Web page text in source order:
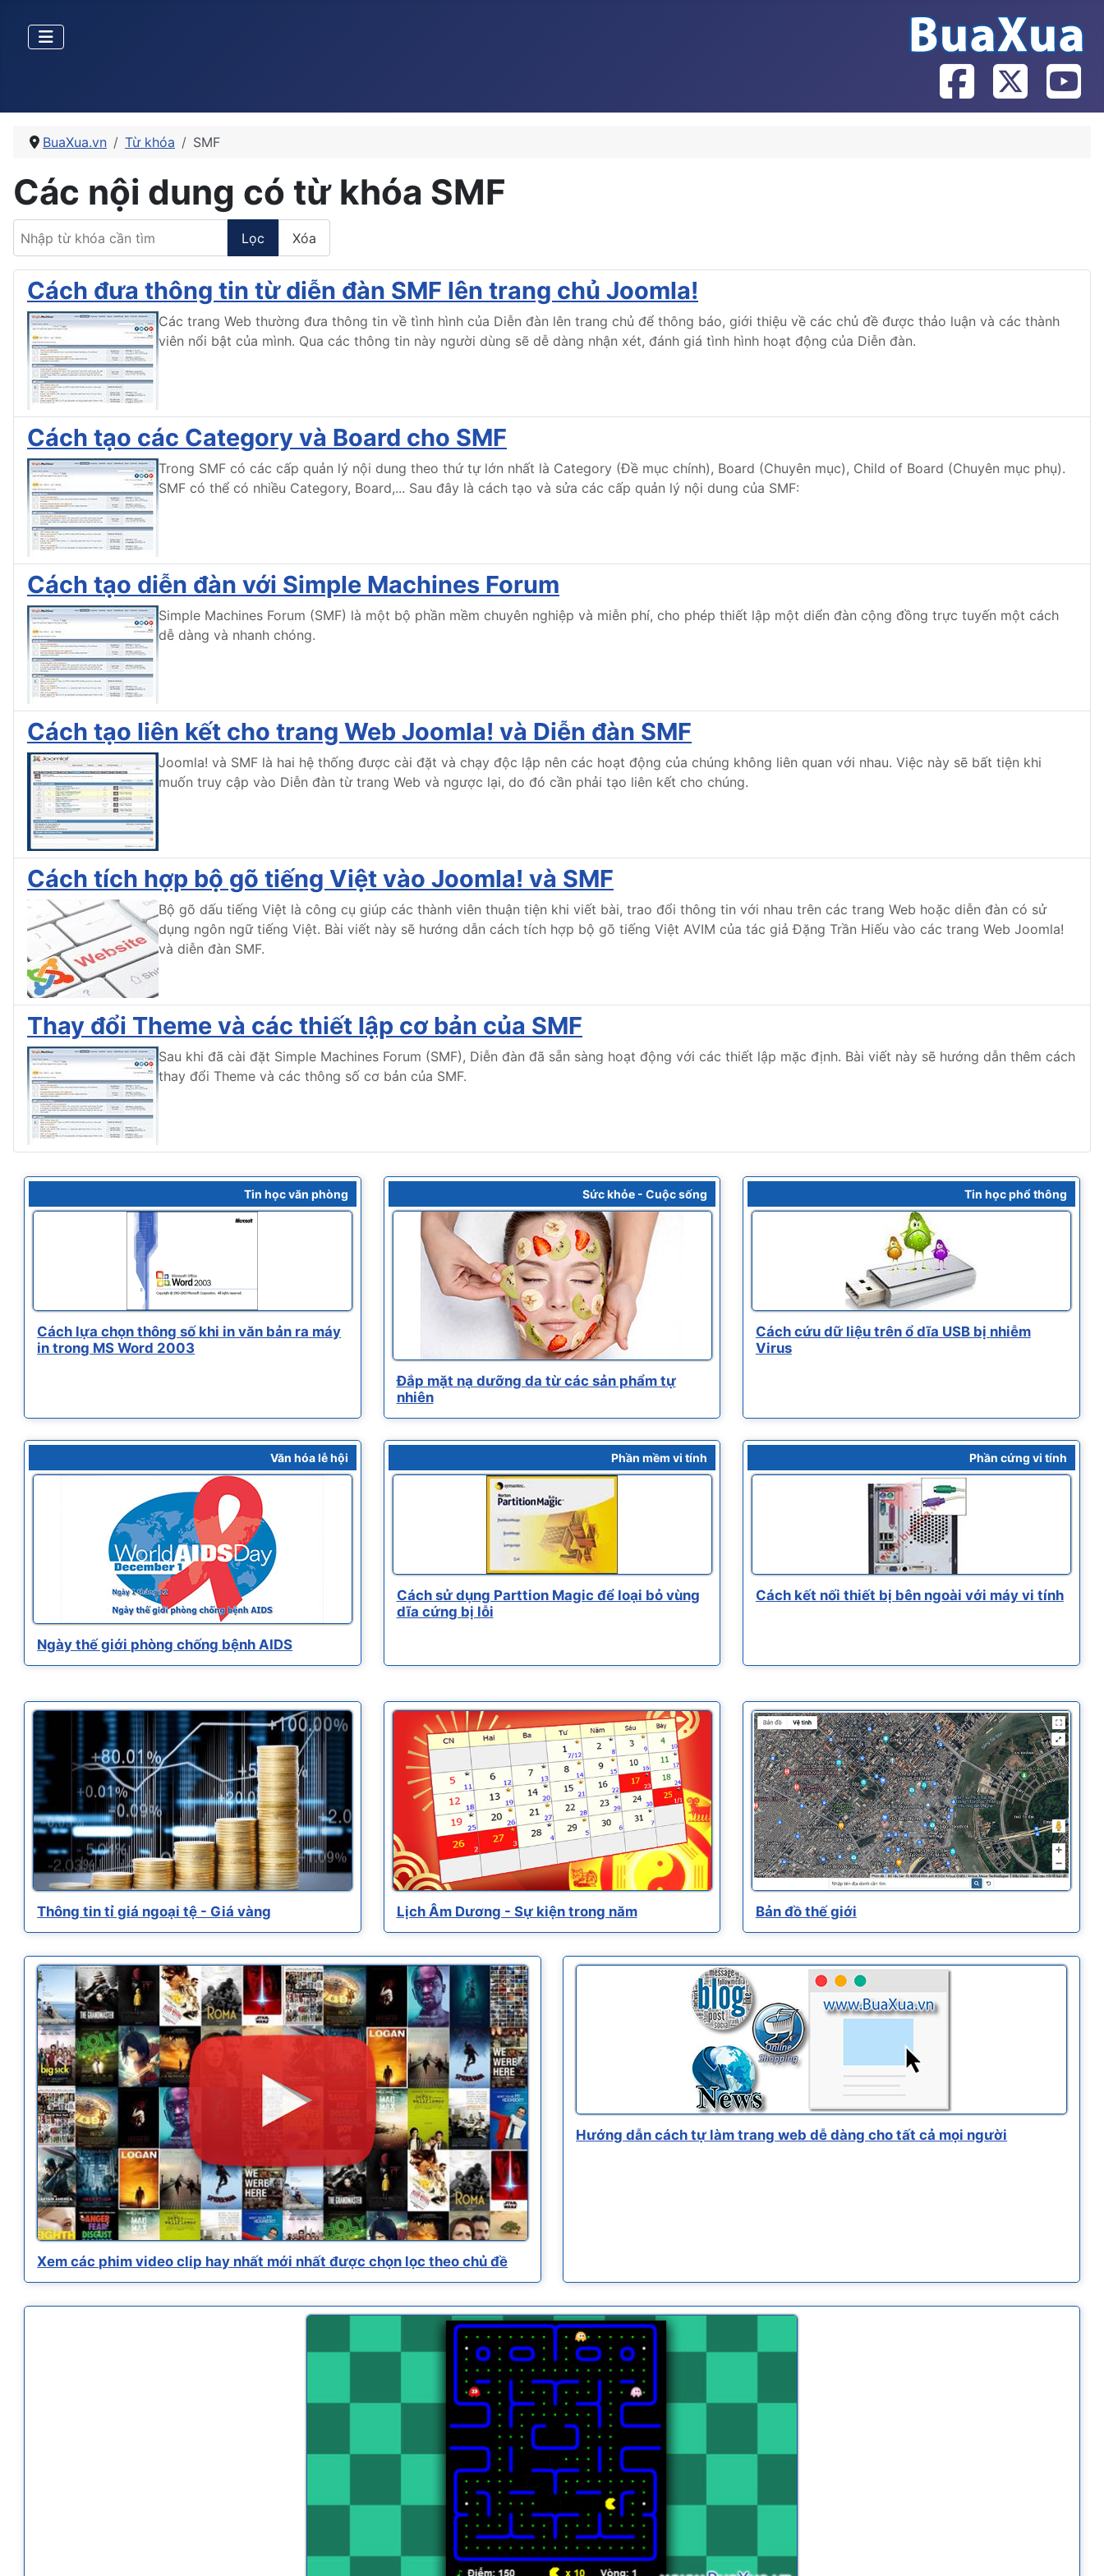
BuaXua.vn Từ khóa SMF
Các nội dung có từ khóa SMF
Nhập từ khóa cần tìm
Lọc Xóa
Cách đưa thông tin từ diễn đàn SMF lên trang chủ Joomla!
Các trang Web thường đưa thông tin về tình hình của Diễn đàn lên trang chủ để thông báo, giới thiệu về các chủ đề được thảo luận và các thành
viên nổi bật của mình. Qua các thông tin này người dùng sẽ dễ dàng nhận xét, đánh giá tình hình hoạt động của Diễn đàn.
Cách tạo các Category và Board cho SMF
Trong SMF có các cấp quản lý nội dung theo thứ tự lớn nhất là Category (Đề mục chính), Board (Chuyên mục), Child of Board (Chuyên mục phụ).
SMF có thể có nhiều Category, Board,... Sau đây là cách tạo và sửa các cấp quản lý nội dung của SMF:
Cách tạo diễn đàn với Simple Machines Forum
Simple Machines Forum (SMF) là một bộ phần mềm chuyên nghiệp và miễn phí, cho phép thiết lập một diển đàn cộng đồng trực tuyến một cách
dễ dàng và nhanh chóng.
Cách tạo liên kết cho trang Web Joomla! và Diễn đàn SMF
Joomla! và SMF là hai hệ thống được cài đặt và chạy độc lập nên các hoạt động của chúng không liên quan với nhau. Việc này sẽ bất tiện khi
muốn truy cập vào Diễn đàn từ trang Web và ngược lại, do đó cần phải tạo liên kết cho chúng.
Cách tích hợp bộ gõ tiếng Việt vào Joomla! và SMF
Bộ gõ dấu tiếng Việt là công cụ giúp các thành viên thuận tiện khi viết bài, trao đổi thông tin với nhau trên các trang Web hoặc diễn đàn có sử
dụng ngôn ngữ tiếng Việt. Bài viết này sẽ hướng dẫn cách tích hợp bộ gõ tiếng Việt AVIM của tác giả Đặng Trần Hiếu vào các trang Web Joomla!
và diễn đàn SMF.
Thay đổi Theme và các thiết lập cơ bản của SMF
Sau khi đã cài đặt Simple Machines Forum (SMF), Diễn đàn đã sẵn sàng hoạt động với các thiết lập mặc định. Bài viết này sẽ hướng dẫn thêm cách
thay đổi Theme và các thông số cơ bản của SMF.
Tin học văn phòng
Cách lựa chọn thông số khi in văn bản ra máy
in trong MS Word 2003
Sức khỏe - Cuộc sống
Đắp mặt nạ dưỡng da từ các sản phẩm tự
nhiên
Tin học phổ thông
Cách cứu dữ liệu trên ổ dĩa USB bị nhiễm
Virus
Văn hóa lễ hội
Ngày thế giới phòng chống bệnh AIDS
Phần mềm vi tính
Cách sử dụng Parttion Magic để loại bỏ vùng
dĩa cứng bị lỗi
Phần cứng vi tính
Cách kết nối thiết bị bên ngoài với máy vi tính
Thông tin tỉ giá ngoại tệ - Giá vàng Lịch Âm Dương - Sự kiện trong năm Bản đồ thế giới
Xem các phim video clip hay nhất mới nhất được chọn lọc theo chủ đề
Hướng dẫn cách tự làm trang web dễ dàng cho tất cả mọi người